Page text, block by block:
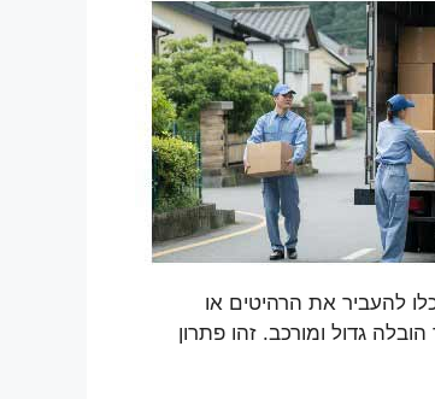
להעביר את הרהיטים או
גדול ומורכב. זהו פתרון